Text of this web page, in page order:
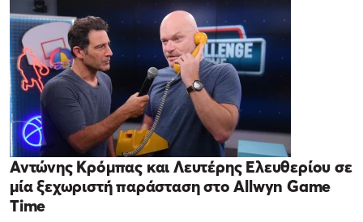
Αντώνης Κρόμπας και Λευτέρης Ελευθερίου σε
μία ξεχωριστή παράσταση στο Allwyn Game
Time